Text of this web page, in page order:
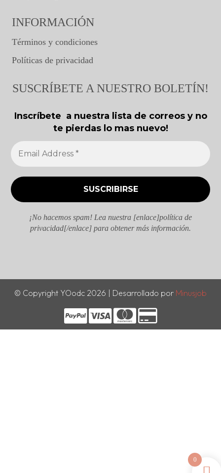
INFORMACIÓN
Términos y condiciones
Políticas de privacidad
SUSCRÍBETE A NUESTRO BOLETÍN!
Inscríbete a nuestra lista de correos y no
te pierdas lo mas nuevo!
¡No hacemos spam! Lea nuestra [enlace]política de
privacidad[/enlace] para obtener más información.
© Copyright YOodc 2026 | Desarrollado por Minusjob
0